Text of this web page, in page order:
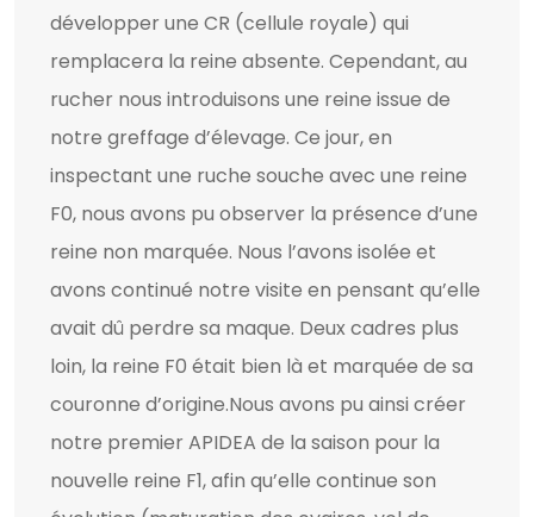
développer une CR (cellule royale) qui
remplacera la reine absente. Cependant, au
rucher nous introduisons une reine issue de
notre greffage d’élevage. Ce jour, en
inspectant une ruche souche avec une reine
F0, nous avons pu observer la présence d’une
reine non marquée. Nous l’avons isolée et
avons continué notre visite en pensant qu’elle
avait dû perdre sa maque. Deux cadres plus
loin, la reine F0 était bien là et marquée de sa
couronne d’origine.Nous avons pu ainsi créer
notre premier APIDEA de la saison pour la
nouvelle reine F1, afin qu’elle continue son